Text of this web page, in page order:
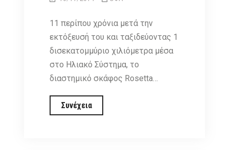
11 περίπου χρόνια μετά την
εκτόξευσή του και ταξιδεύοντας 1
δισεκατομμύριο χιλιόμετρα μέσα
στο Ηλιακό Σύστημα, το
διαστημικό σκάφος Rosetta…
ΣυνέχειαRosetta